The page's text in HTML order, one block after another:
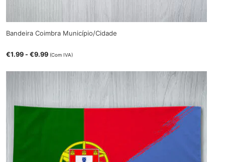
Bandeira Coimbra Município/Cidade
€1.99 -€9.99 (Com IVA)